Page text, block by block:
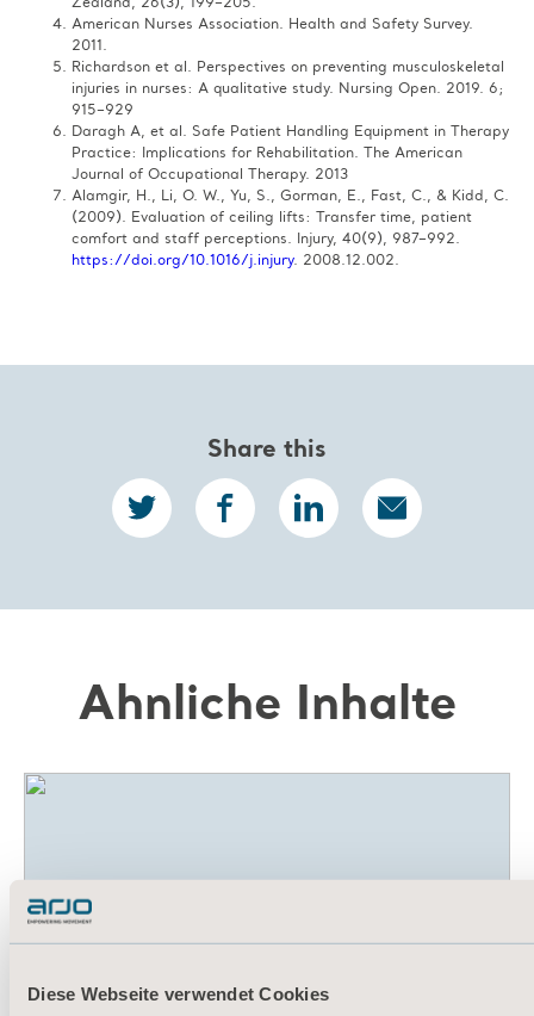
Diese Webseite verwendet Cookies
Zealand, 26(3), 199–205.​
American Nurses Association. Health and Safety Survey.
2011.​
Richardson et al. Perspectives on preventing musculoskeletal
injuries in nurses: A qualitative study. Nursing Open. 2019. 6;
915–929​
Daragh A, et al. Safe Patient Handling Equipment in Therapy
Practice: Implications for Rehabilitation. The American
Journal of Occupational Therapy. 2013​
Alamgir, H., Li, O. W., Yu, S., Gorman, E., Fast, C., & Kidd, C.
(2009). Evaluation of ceiling lifts: Transfer time, patient
comfort and staff perceptions. Injury, 40(9), 987–992.
https://doi.org/10.1016/j.injury. 2008.12.002.
Share this
Ähnliche Inhalte